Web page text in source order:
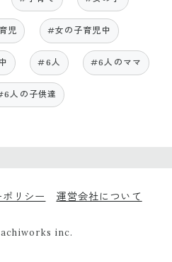
児 #女の子育児中
#6人 #6人のママ
人の子供達
リシー 運営会社について
inc.